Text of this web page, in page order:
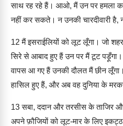
साथ रह रहे हैं। आओ, मैं उन पर हमला
नहीं कर सकते। न उनकी चारदीवारी है,
12 मैं इसराईलियों को लूट लूँगा। जो
सिरे से आबाद हुए हैं उन पर मैं टूट
वापस आ गए हैं उनकी दौलत मैं छीन
हासिल हुए हैं, और अब वह दुनिया के
13सबा, ददान और तरसीस के ताजिर
अपने फ़ौजियों को लूट-मार के लिए